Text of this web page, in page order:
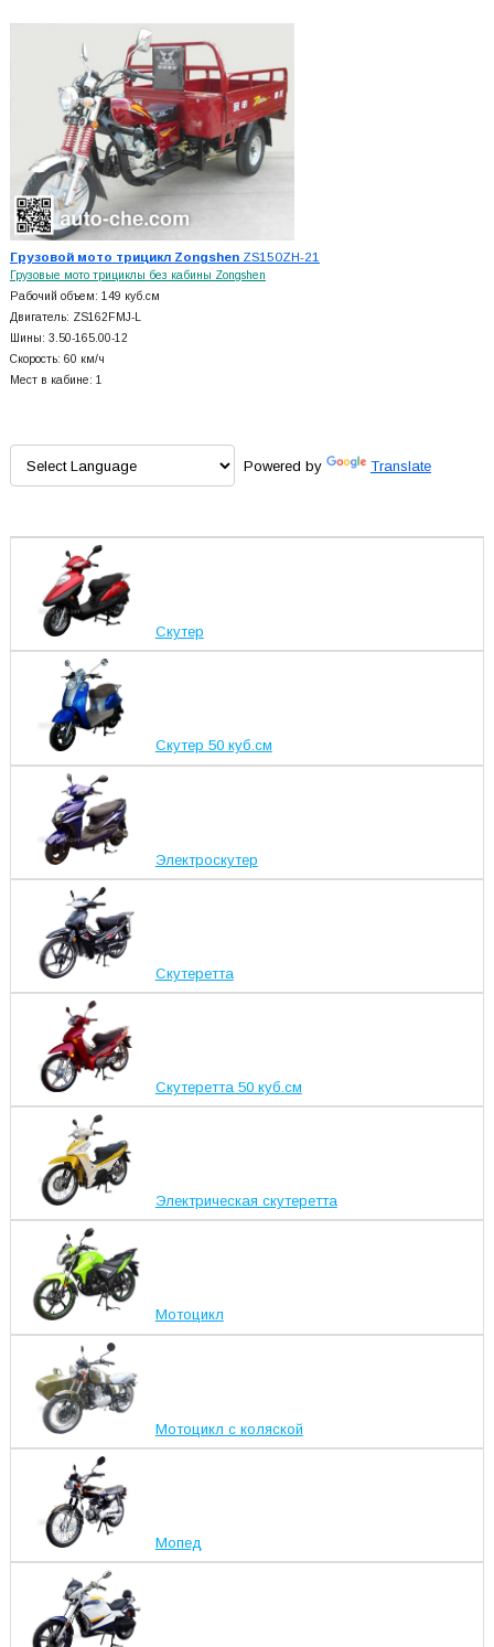
Грузовой мото трицикл ZongshenZS150ZH-21
Грузовые мото трициклы без кабины Zongshen
Рабочий объем: 149 куб.см
Двигатель: ZS162FMJ-L
Шины: 3.50-165.00-12
Скорость: 60 км/ч
Мест в кабине: 1
Powered by Translate
Скутер
Скутер 50 куб.см
Электроскутер
Скутеретта
Скутеретта 50 куб.см
Электрическая скутеретта
Мотоцикл
Мотоцикл с коляской
Мопед